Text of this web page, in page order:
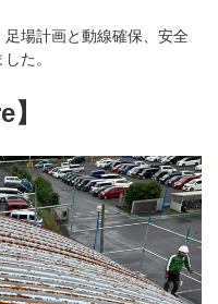
場計画と動線確保、安全
た。